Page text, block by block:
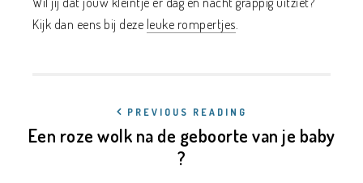
Kijk dan eens bij deze leuke rompertjes.
PREVIOUS READING
Een roze wolk na de geboorte van je baby
?